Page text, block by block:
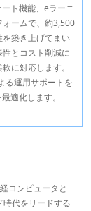
ト機能、eラーニ
ォームで、約3,500
築き上げてまい
とコスト削減に
に対応します。
る運用サポートを
適化します。
コンピュータと
代をリードする